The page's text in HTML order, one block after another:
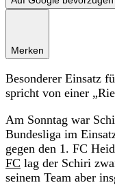
Merken
Besonderer Einsatz
spricht von einer
Am Sonntag war
Bundesliga im
gegen den 1. FC
FC lag der Schiri
seinem Team aber